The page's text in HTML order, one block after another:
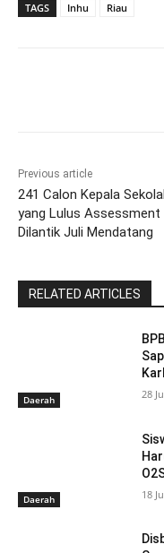
TAGS Inhu Riau
Previous article
241 Calon Kepala
yang Lulus Assessment
Dilantik Juli Mendatang
RELATED ARTICLES
Daerah 28
Daerah 18